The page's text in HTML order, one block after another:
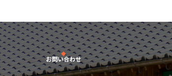
お問い合わせ